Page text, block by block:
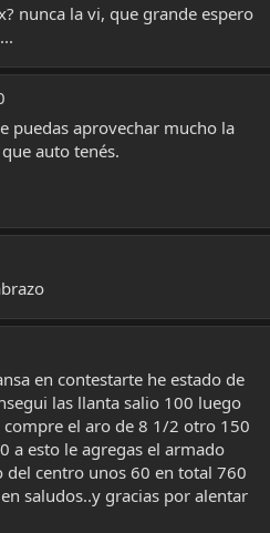
nunca la vi, que grande espero
puedas aprovechar mucho la
auto tenés.
en contestarte he estado de
las llanta salio 100 luego
el aro de 8 1/2 otro 150
a esto le agregas el armado
centro unos 60 en total 760
saludos..y gracias por alentar